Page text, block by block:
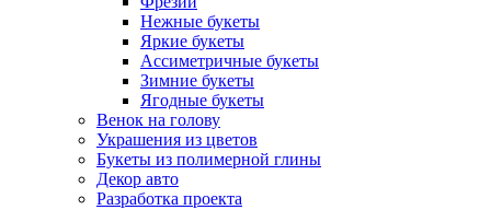
Нежные букеты
Яркие букеты
Ассиметричные букеты
Зимние букеты
Ягодные букеты
Венок на голову
Украшения из цветов
Букеты из полимерной глины
Декор авто
Разработка проекта